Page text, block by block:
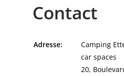
Contact
Adresse:
Camping
car spaces
20,